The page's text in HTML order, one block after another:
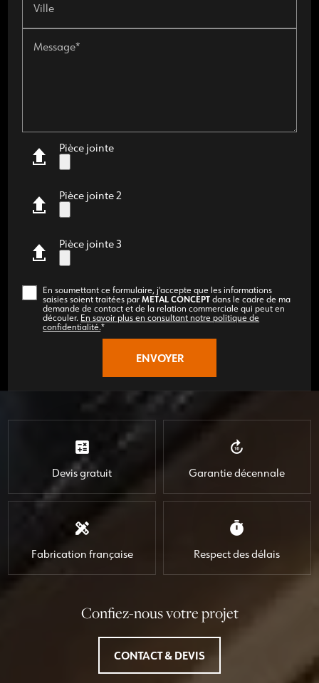
Ville
Message*
Pièce jointe
Pièce jointe 2
Pièce jointe 3
En soumettant ce formulaire, j'accepte que les informations
saisies soient traitées parMETAL CONCEPT dans le cadre de ma
demande de contact et de la relation commerciale qui peut en
découler. En savoir plus en consultant notre politique de
confidentialité.*
calculate
Devis gratuit
forward_10
Garantie décennale
design_services
Fabrication française
timer
Respect des délais
Confiez-nous votre projet
CONTACT & DEVIS